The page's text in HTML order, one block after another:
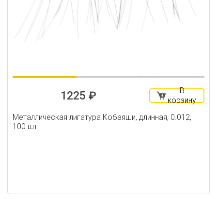
1225 ₽
В
корзину
Металлическая лигатура Кобаяши, длинная, 0.012,
100 шт